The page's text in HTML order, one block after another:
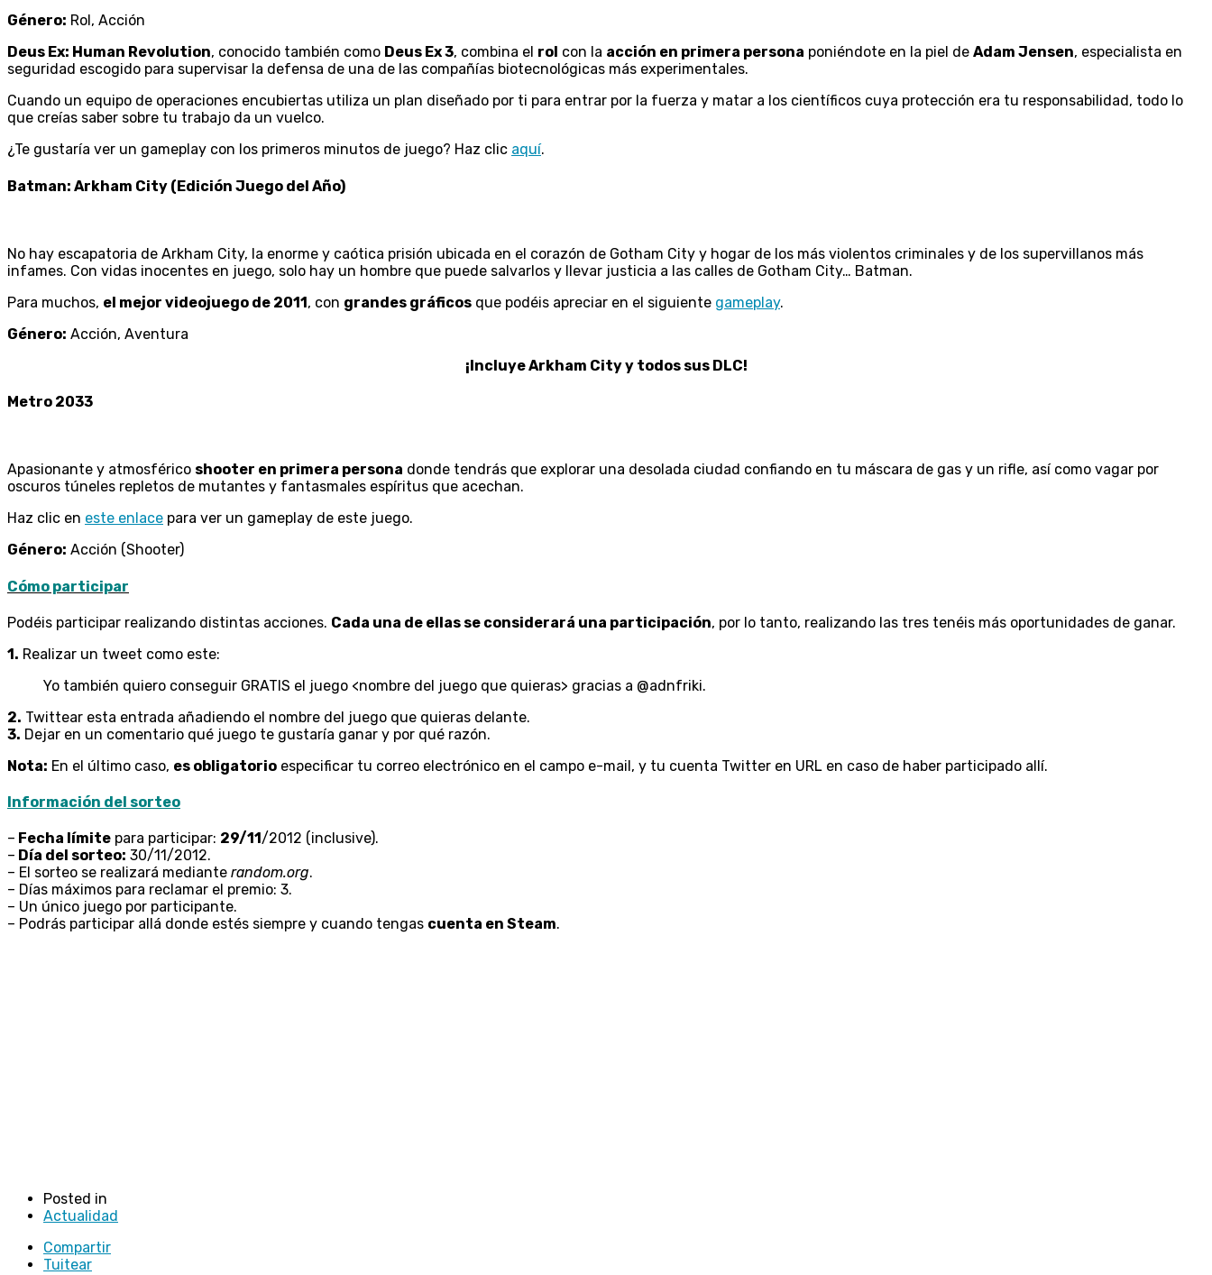
Género: Rol, Acción
Deus Ex: Human Revolution, conocido también como Deus Ex 3, combina el rol con la acción en primera persona poniéndote en la piel de Adam Jensen, especialista en
seguridad escogido para supervisar la defensa de una de las compañías biotecnológicas más experimentales.
Cuando un equipo de operaciones encubiertas utiliza un plan diseñado por ti para entrar por la fuerza y matar a los científicos cuya protección era tu responsabilidad, todo lo
que creías saber sobre tu trabajo da un vuelco.
¿Te gustaría ver un gameplay con los primeros minutos de juego? Haz clic aquí.
Batman: Arkham City (Edición Juego del Año)
No hay escapatoria de Arkham City, la enorme y caótica prisión ubicada en el corazón de Gotham City y hogar de los más violentos criminales y de los supervillanos más
infames. Con vidas inocentes en juego, solo hay un hombre que puede salvarlos y llevar justicia a las calles de Gotham City… Batman.
Para muchos, el mejor videojuego de 2011, con grandes gráficos que podéis apreciar en el siguiente gameplay.
Género: Acción, Aventura
¡Incluye Arkham City y todos sus DLC!
Metro 2033
Apasionante y atmosférico shooter en primera persona donde tendrás que explorar una desolada ciudad confiando en tu máscara de gas y un rifle, así como vagar por
oscuros túneles repletos de mutantes y fantasmales espíritus que acechan.
Haz clic en este enlace para ver un gameplay de este juego.
Género: Acción (Shooter)
Cómo participar
Podéis participar realizando distintas acciones. Cada una de ellas se considerará una participación, por lo tanto, realizando las tres tenéis más oportunidades de ganar.
1. Realizar un tweet como este:
Yo también quiero conseguir GRATIS el juego <nombre del juego que quieras> gracias a @adnfriki.
2. Twittear esta entrada añadiendo el nombre del juego que quieras delante.
3. Dejar en un comentario qué juego te gustaría ganar y por qué razón.
Nota: En el último caso, es obligatorio especificar tu correo electrónico en el campo e-mail, y tu cuenta Twitter en URL en caso de haber participado allí.
Información del sorteo
– Fecha límite para participar: 29/11 /2012 (inclusive).
– Día del sorteo: 30/11/2012.
– El sorteo se realizará mediante random.org.
– Días máximos para reclamar el premio: 3.
– Un único juego por participante.
– Podrás participar allá donde estés siempre y cuando tengas cuenta en Steam.
Posted in
Actualidad
Compartir
Tuitear